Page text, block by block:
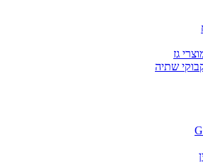
גז
שתיה